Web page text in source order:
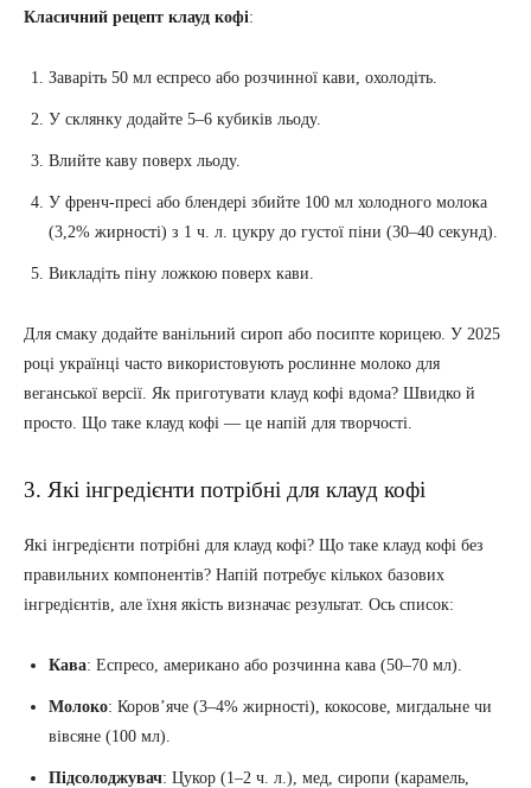
Класичний рецепт клауд кофі:
Заваріть 50 мл еспресо або розчинної кави, охолодіть.
У склянку додайте 5–6 кубиків льоду.
Влийте каву поверх льоду.
У френч-пресі або блендері збийте 100 мл холодного молока
(3,2% жирності) з 1 ч. л. цукру до густої піни (30–40 секунд).
Викладіть піну ложкою поверх кави.
Для смаку додайте ванільний сироп або посипте корицею. У 2025
році українці часто використовують рослинне молоко для
веганської версії. Як приготувати клауд кофі вдома? Швидко й
просто. Що таке клауд кофі — це напій для творчості.
3. Які інгредієнти потрібні для клауд кофі
Які інгредієнти потрібні для клауд кофі? Що таке клауд кофі без
правильних компонентів? Напій потребує кількох базових
інгредієнтів, але їхня якість визначає результат. Ось список:
Кава: Еспресо, американо або розчинна кава (50–70 мл).
Молоко: Коров’яче (3–4% жирності), кокосове, мигдальне чи
вівсяне (100 мл).
Підсолоджувач: Цукор (1–2 ч. л.), мед, сиропи (карамель,